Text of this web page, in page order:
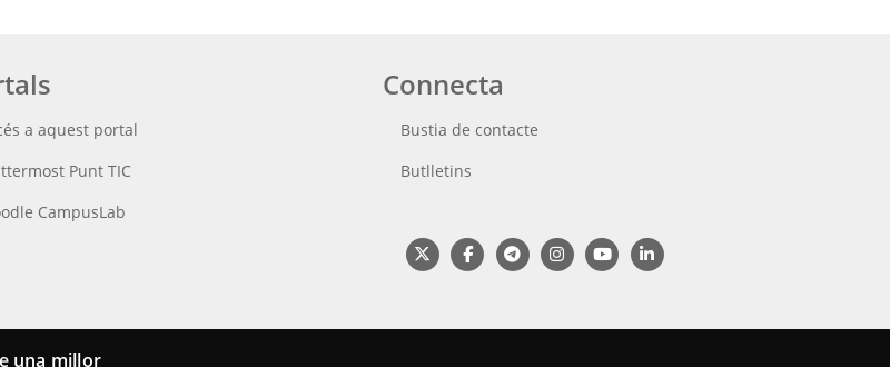
a aquest portal
Punt TIC
CampusLab
Connecta
Bustia de contacte
Butlletins
una millor